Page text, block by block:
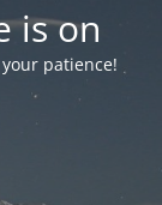
is on
patience!